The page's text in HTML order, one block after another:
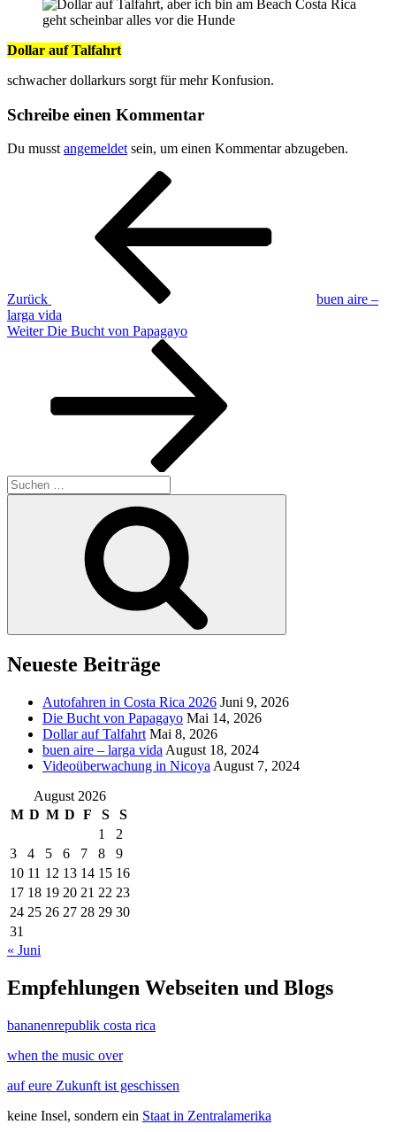
geht scheinbar alles vor die Hunde
Dollar auf Talfahrt
schwacher dollarkurs sorgt für mehr Konfusion.
Schreibe einen Kommentar
Du musstangemeldetsein, um einen Kommentar abzugeben.
Beitragsnavigation
Zurück
buen aire –
larga vida
Nächster
Weiter Die Bucht von Papagayo
Suchen
nach:
Neueste Beiträge
Autofahren in Costa Rica 2026 Juni 9, 2026
Die Bucht von Papagayo Mai 14, 2026
Dollar auf Talfahrt Mai 8, 2026
buen aire – larga vida August 18, 2024
Videoüberwachung in Nicoya August 7, 2024
August 2026
M D M D F S
S
1
2
3
4 5 6 7 8
9
10 11 12 13 14 15 16
17 18 19 20 21 22 23
24 25 26 27 28 29 30
31
« Juni
Empfehlungen Webseiten und Blogs
bananenrepublik costa rica
when the music over
auf eure Zukunft ist geschissen
keine Insel, sondern ein Staat in Zentralamerika